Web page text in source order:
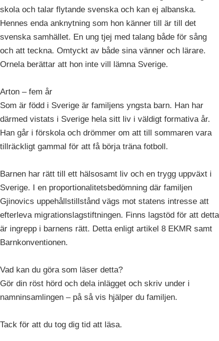
skola och talar flytande svenska och kan ej albanska.
Hennes enda anknytning som hon känner till är till det
svenska samhället. En ung tjej med talang både för sång
och att teckna. Omtyckt av både sina vänner och lärare.
Ornela berättar att hon inte vill lämna Sverige.
Arton – fem år
Som är född i Sverige är familjens yngsta barn. Han har
därmed vistats i Sverige hela sitt liv i väldigt formativa år.
Han går i förskola och drömmer om att till sommaren vara
tillräckligt gammal för att få börja träna fotboll.
Barnen har rätt till ett hälsosamt liv och en trygg uppväxt i
Sverige. I en proportionalitetsbedömning där familjen
Gjinovics uppehållstillstånd vägs mot statens intresse att
efterleva migrationslagstiftningen. Finns lagstöd för att detta
är ingrepp i barnens rätt. Detta enligt artikel 8 EKMR samt
Barnkonventionen.
Vad kan du göra som läser detta?
Gör din röst hörd och dela inlägget och skriv under i
namninsamlingen – på så vis hjälper du familjen.
Tack för att du tog dig tid att läsa.